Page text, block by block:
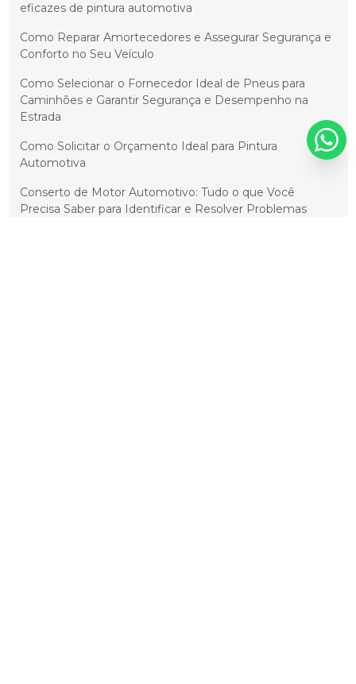
eficazes de pintura automotiva
Como Reparar Amortecedores e Assegurar Segurança e
Conforto no Seu Veículo
Como Selecionar o Fornecedor Ideal de Pneus para
Caminhões e Garantir Segurança e Desempenho na
Estrada
Como Solicitar o Orçamento Ideal para Pintura
Automotiva
Conserto de Motor Automotivo: Tudo o que Você
Precisa Saber para Identificar e Resolver Problemas